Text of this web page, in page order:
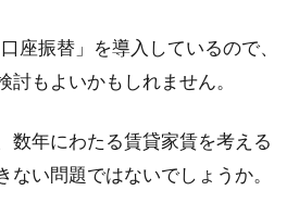
座振替」を導入しているので、
討もよいかもしれません。
数年にわたる賃貸家賃を考える
ない問題ではないでしょうか。